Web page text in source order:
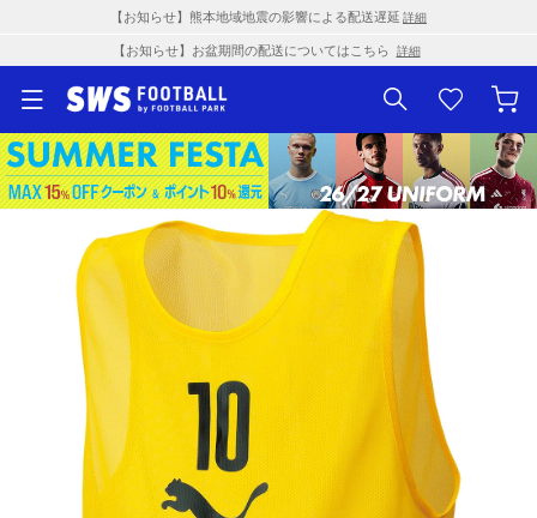
【お知らせ】熊本地域地震の影響による配送遅延 詳細
【お知らせ】お盆期間の配送についてはこちら 詳細